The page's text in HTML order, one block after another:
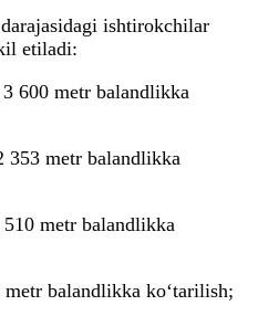
ishtirokchilar
etiladi:
600 metr balandlikka
metr balandlikka
metr balandlikka
balandlikka ko‘tarilish;